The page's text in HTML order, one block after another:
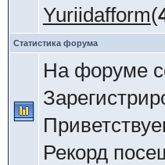
Yuriidafform(
Статистика форума
На форуме
Рекорд